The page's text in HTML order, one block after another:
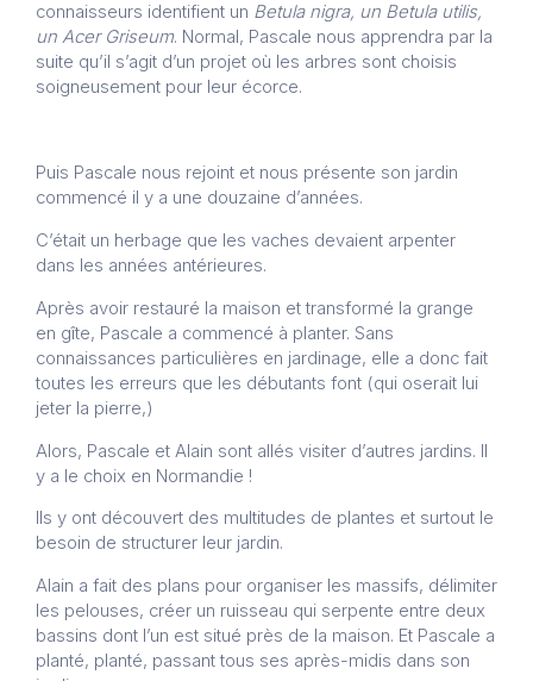
connaisseurs identifient un Betula nigra, un Betula utilis,
un Acer Griseum. Normal, Pascale nous apprendra par la
suite qu’il s’agit d’un projet où les arbres sont choisis
soigneusement pour leur écorce.
Puis Pascale nous rejoint et nous présente son jardin
commencé il y a une douzaine d’années.
C’était un herbage que les vaches devaient arpenter
dans les années antérieures.
Après avoir restauré la maison et transformé la grange
en gîte, Pascale a commencé à planter. Sans
connaissances particulières en jardinage, elle a donc fait
toutes les erreurs que les débutants font (qui oserait lui
jeter la pierre,)
Alors, Pascale et Alain sont allés visiter d’autres jardins. Il
y a le choix en Normandie !
Ils y ont découvert des multitudes de plantes et surtout le
besoin de structurer leur jardin.
Alain a fait des plans pour organiser les massifs, délimiter
les pelouses, créer un ruisseau qui serpente entre deux
bassins dont l’un est situé près de la maison. Et Pascale a
planté, planté, passant tous ses après-midis dans son